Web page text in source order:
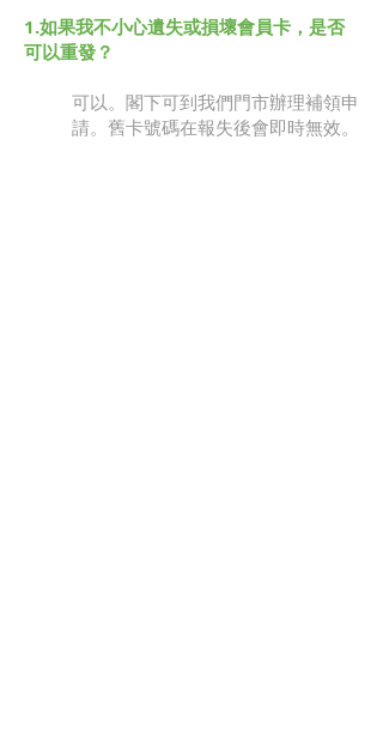
1.如果我不小心遺失或損壞會員卡，是否
可以重發？
可以。閣下可到我們門市辦理補領申
請。舊卡號碼在報失後會即時無效。